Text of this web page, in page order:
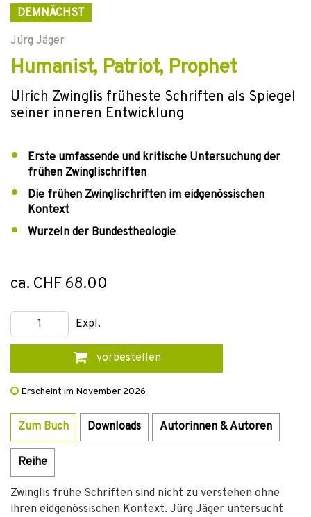
DEMNÄCHST
Jürg Jäger
Humanist, Patriot, Prophet
Ulrich Zwinglis früheste Schriften als Spiegel
seiner inneren Entwicklung
Erste umfassende und kritische Untersuchung der
frühen Zwinglischriften
Die frühen Zwinglischriften im eidgenössischen
Kontext
Wurzeln der Bundestheologie
ca. CHF 68.00
Expl.
vorbestellen
Erscheint im November 2026
Zum Buch Downloads Autorinnen & Autoren
Reihe
Zwinglis frühe Schriften sind nicht zu verstehen ohne
ihren eidgenössischen Kontext. Jürg Jäger untersucht